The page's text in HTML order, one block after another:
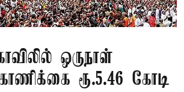
ஒருநாள்
ரூ.5.46 கோடி